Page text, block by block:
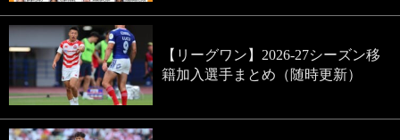
【リーグワン】2026-27シーズン移
籍加入選手まとめ（随時更新）